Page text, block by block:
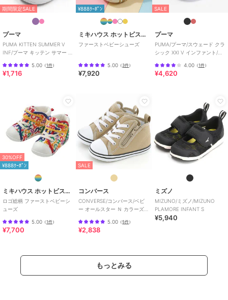
ューズ
ベビーシューズ ／
ューズ
カラー
サイズ 5サイズ展開
商品のお取り扱い方法
特徴
ベビーシューズ
メッシュ/ポリエステル素材/
無地/ローカット/アウトドア
/脱ぎ履きしやすい
ファーストシューズ
メッシュ / ポリエステル素材 /
無地 /ローカット/アウトドア
脱ぎ履きしやすい 蒸れにくい
原産国 中国
期間限定SALE
プーマ
PUMA KITTEN SUMMER V
INF/プーマ キッテン サマー V
5.00 （1件）
¥1,716
¥888ｸｰﾎﾟﾝ
ミキハウス ホットビスケッツ
ファーストベビーシューズ
5.00 （3件）
¥7,920
SALE
プーマ
PUMA/プーマ/スウェード クラ
シック XXI V インファント/ベ
4.00（1件）
¥4,620
30%OFF
¥888ｸｰﾎﾟﾝ
ミキハウス ホットビスケッツ
ロゴ総柄 ファーストベビーシ
ューズ
5.00 （1件）
¥7,700
SALE
コンバース
CONVERSE/コンバース/ベビ
ー オールスター Ｎ カラーズ
5.00 （5件）
¥2,838
ミズノ
MIZUNO/ミズノ/MIZUNO
PLAMORE INFANT S
¥5,940
もっとみる